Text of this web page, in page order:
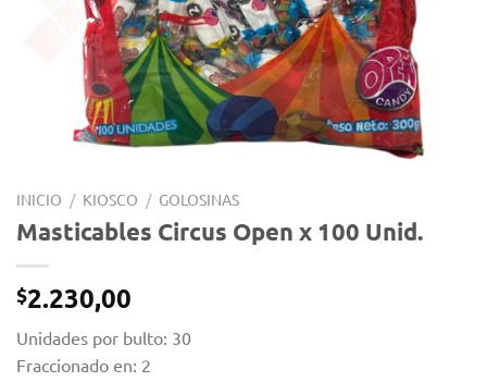
INICIO / KIOSCO / GOLOSINAS
Masticables Circus Open x 100 Unid.
$2.230,00
Unidades por bulto: 30
Fraccionado en: 2